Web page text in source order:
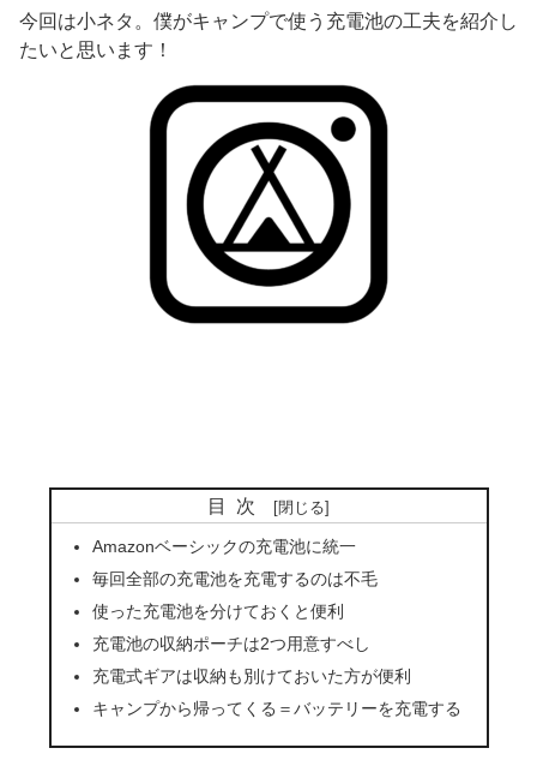
今回は小ネタ。僕がキャンプで使う充電池の工夫を紹介し
たいと思います！
目次
Amazonベーシックの充電池に統一
毎回全部の充電池を充電するのは不毛
使った充電池を分けておくと便利
充電池の収納ポーチは2つ用意すべし
充電式ギアは収納も別けておいた方が便利
キャンプから帰ってくる＝バッテリーを充電する